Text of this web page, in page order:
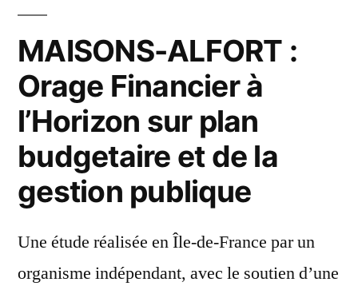
MAISONS-ALFORT :
Orage Financier à
l’Horizon sur plan
budgetaire et de la
gestion publique
Une étude réalisée en Île-de-France par un
organisme indépendant, avec le soutien d’une